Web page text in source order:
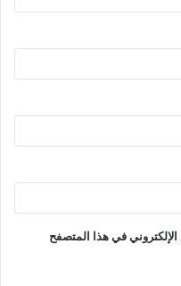
في هذا المتصفح